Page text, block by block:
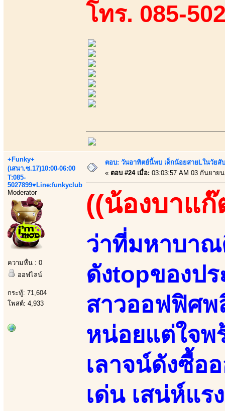
โทร. 085-
+Funky+
(เสนา.ซ.17)10:00-06:00
T:085-
5027899♥Line:funkyclub
Moderator
ความหื่น : 0
ออฟไลน์
กระทู้: 71,604
โพสต์: 4,933
ตอบ: วันอาทิตย์นี้พบ เด็กน้อยสายLในวัย
« ตอบ #24 เมื่อ: 03:03:57 AM 03 กันยาย
((น้องบาแก๊
ว่าที่มหาบา
ดังtopของป
สาวออฟฟิศพ
หน่อยแต่ใจพ
เลาจน์ดังซื้อ
เด่น เสน่ห์แ